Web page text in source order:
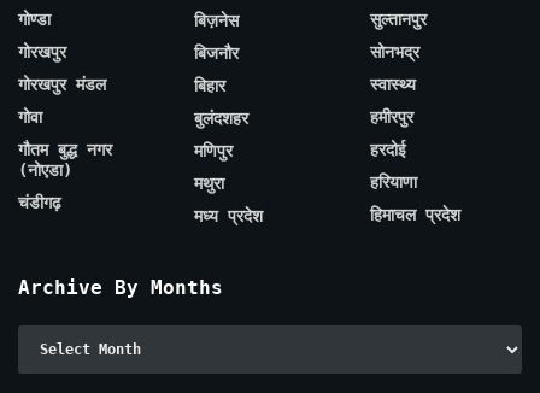
गोण्डा
गोरखपुर
गोरखपुर मंडल
गोवा
गौतम बुद्ध नगर
(नोएडा)
चंडीगढ़
बिज़नेस
बिजनौर
बिहार
बुलंदशहर
मणिपुर
मथुरा
मध्य प्रदेश
सुल्तानपुर
सोनभद्र
स्वास्थ्य
हमीरपुर
हरदोई
हरियाणा
हिमाचल प्रदेश
Archive By Months
Archive